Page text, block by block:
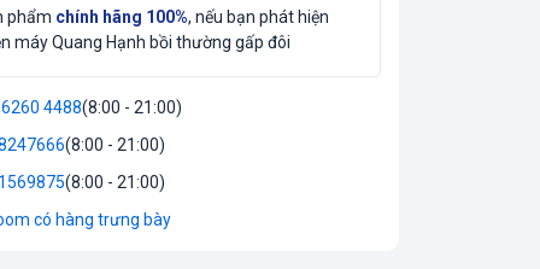
phẩm chính hãng 100%, nếu bạn phát hiện
máy Quang Hạnh bồi thường gấp đôi
4488(8:00 - 21:00)
(8:00 - 21:00)
(8:00 - 21:00)
có hàng trưng bày